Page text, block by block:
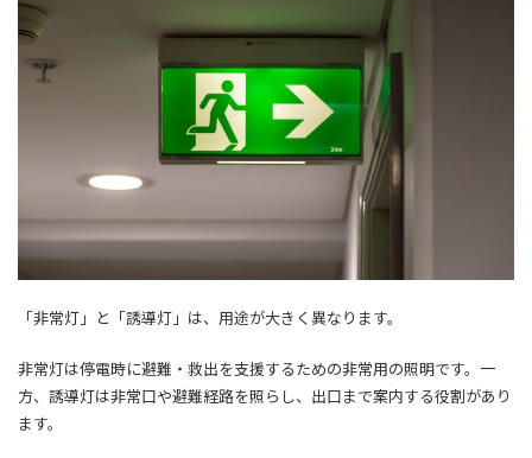
「非常灯」と「誘導灯」は、用途が大きく異なります。
非常灯は停電時に避難・救出を支援するための非常用の照明です。一
方、誘導灯は非常口や避難経路を照らし、出口まで案内する役割があり
ます。